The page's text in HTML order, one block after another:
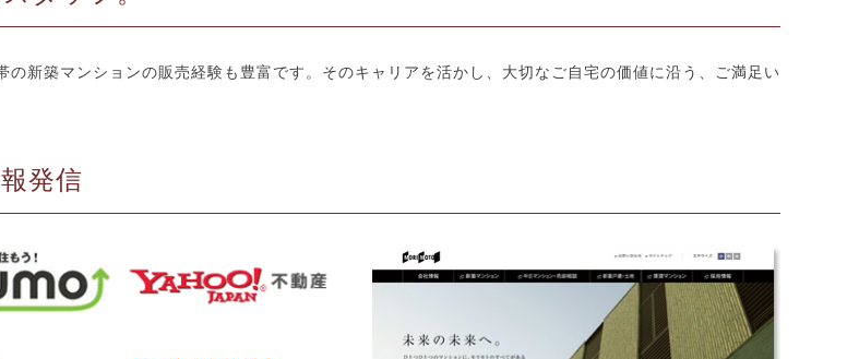
新築マンションの販売経験も豊富です。そのキャリアを活かし、大切なご自宅の価値に沿う、ご満足い
発信